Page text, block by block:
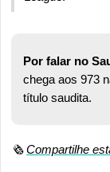
Por falar no
chega aos 973
título saudita.
🗞️ Compartilhe